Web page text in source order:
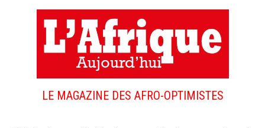
LE MAGAZINE DES AFRO-OPTIMISTES